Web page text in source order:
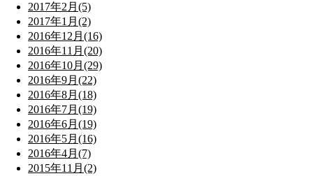
2017年2月(5)
2017年1月(2)
2016年12月(16)
2016年11月(20)
2016年10月(29)
2016年9月(22)
2016年8月(18)
2016年7月(19)
2016年6月(19)
2016年5月(16)
2016年4月(7)
2015年11月(2)